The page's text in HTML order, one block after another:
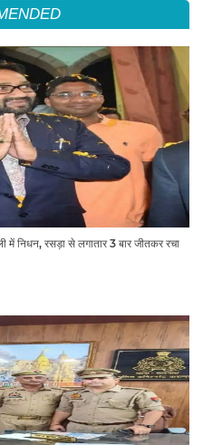
निधन, रसड़ा से लगातार 3 बार जीतकर रचा